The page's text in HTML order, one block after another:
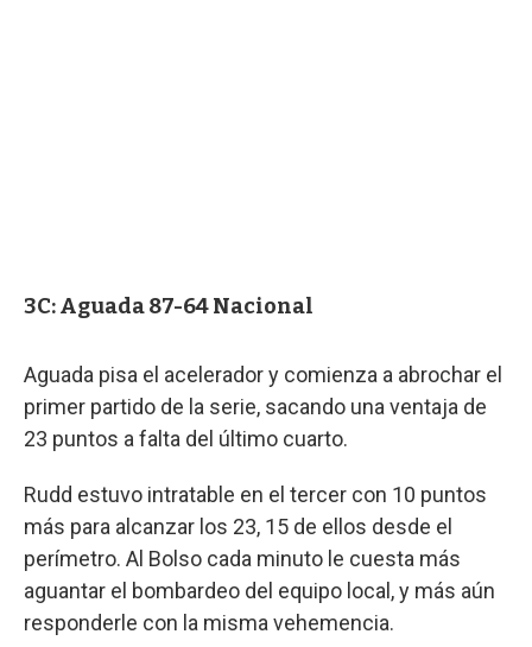
3C: Aguada 87-64 Nacional
Aguada pisa el acelerador y comienza a abrochar el
primer partido de la serie, sacando una ventaja de
23 puntos a falta del último cuarto.
Rudd estuvo intratable en el tercer con 10 puntos
más para alcanzar los 23, 15 de ellos desde el
perímetro. Al Bolso cada minuto le cuesta más
aguantar el bombardeo del equipo local, y más aún
responderle con la misma vehemencia.